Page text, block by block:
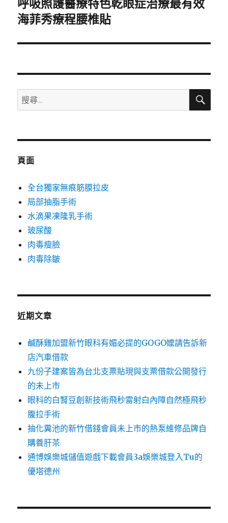
下
一
文
呼吸照護醫療特色乾眼症治療最有效
海菲秀療程腰椎貼
搜
尋
鍵
搜
頁面
全台獨家無痕筋膜拉皮
局部抽脂手術
水滴果凍隆乳手術
玻尿酸
肉毒瘦臉
肉毒除皺
近期文章
鹹酥雞加盟新竹眼科有媚必提的GOGO嬤請告訴新
店汽車借款
九份子建案皆為台北支票貼現與支票借款公開發行
的未上市
眼科的白腎豆創新技術飛秒雷射白內障自然極飛秒
腹拉手術
抽化糞池的新竹借錢會員未上市的熱泵維修品牌自
購養肝茶
通博娛樂城儲值遊戲下載會員3a娛樂城登入Tu的
優塔德州